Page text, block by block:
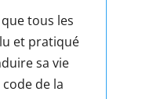
tous les
et pratiqué
sa vie
de la